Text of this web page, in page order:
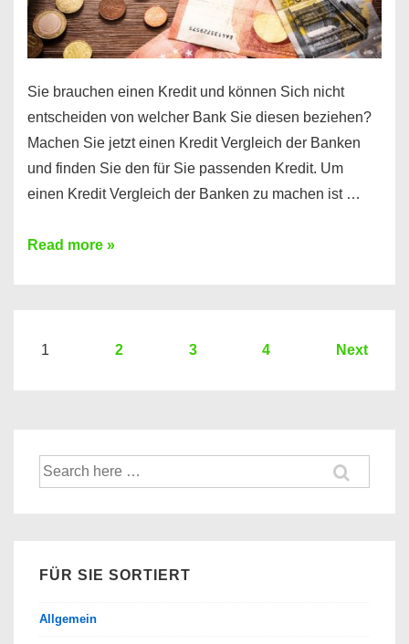
Sie brauchen einen Kredit und können Sich nicht
entscheiden von welcher Bank Sie diesen beziehen?
Machen Sie jetzt einen Kredit Vergleich der Banken
und finden Sie den für Sie passenden Kredit. Um
einen Kredit Vergleich der Banken zu machen ist …
Sie
Hier
Banken
Read more »
Seitennummerierung
1 2 3 4 Next
Suche
nach:
FÜR SIE SORTIERT
Allgemein